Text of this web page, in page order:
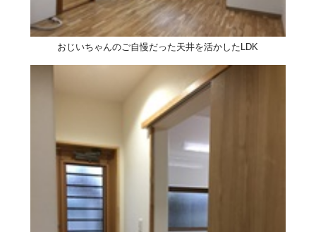
おじいちゃんのご自慢だった天井を活かしたLDK